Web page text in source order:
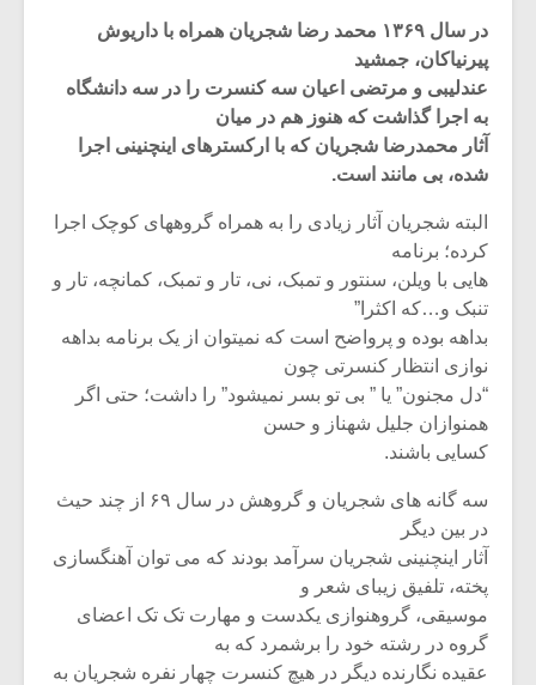
در سال ۱۳۶۹ محمد رضا شجریان همراه با داریوش
پیرنیاکان، جمشید
عندلیبی و مرتضی اعیان سه کنسرت را در سه دانشگاه
به اجرا گذاشت که هنوز هم در میان
آثار محمدرضا شجریان که با ارکسترهای اینچنینی اجرا
شده، بی مانند است.
البته شجریان آثار زیادی را به همراه گروههای کوچک اجرا
کرده؛ برنامه
هایی با ویلن، سنتور و تمبک، نی، تار و تمبک، کمانچه، تار و
تنبک و…که اکثرا”
بداهه بوده و پرواضح است که نمیتوان از یک برنامه بداهه
نوازی انتظار کنسرتی چون
“دل مجنون” یا ” بی تو بسر نمیشود” را داشت؛ حتی اگر
همنوازان جلیل شهناز و حسن
کسایی باشند.
سه گانه های شجریان و گروهش در سال ۶۹ از چند حیث
در بین دیگر
آثار اینچنینی شجریان سرآمد بودند که می توان آهنگسازی
پخته، تلفیق زیبای شعر و
موسیقی، گروهنوازی یکدست و مهارت تک تک اعضای
گروه در رشته خود را برشمرد که به
عقیده نگارنده دیگر در هیچ کنسرت چهار نفره شجریان به